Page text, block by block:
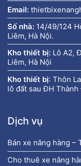
Email:
Số nhà: 14/49/124
Liêm, Hà Nội.
Kho thiết bị: Lô A2,
Liêm, Hà Nội
Kho thiết bị: Thôn
lô đất sau ĐH Thành
Dịch vụ
Bán xe nâng hàng –
Cho thuê xe nâng